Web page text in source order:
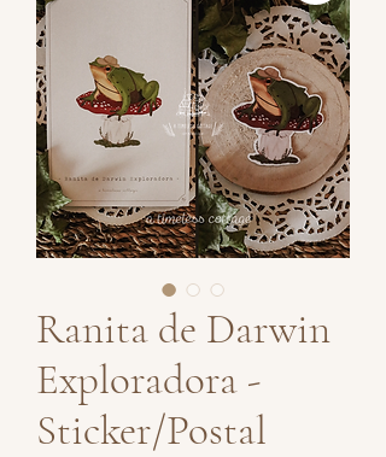
Ranita de Darwin
Exploradora -
Sticker/Postal